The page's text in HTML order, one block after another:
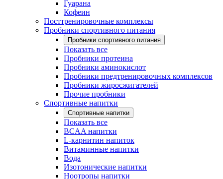
Гуарана
Кофеин
Посттренировочные комплексы
Пробники спортивного питания
Пробники спортивного питания
Показать все
Пробники протеина
Пробники аминокислот
Пробники предтренировочных комплексов
Пробники жиросжигателей
Прочие пробники
Спортивные напитки
Спортивные напитки
Показать все
BCAA напитки
L-карнитин напиток
Витаминные напитки
Вода
Изотонические напитки
Ноотропы напитки